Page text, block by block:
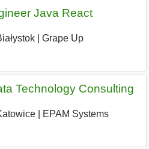
Java React
| Grape Up
Technology Consulting
| EPAM Systems